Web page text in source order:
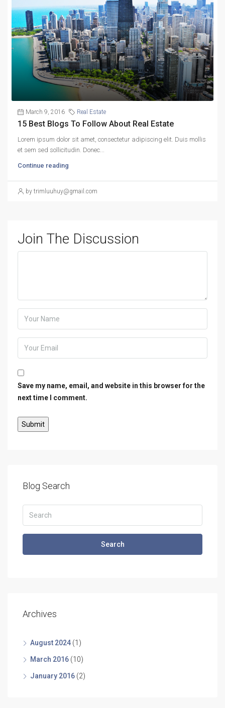
March 9, 2016 Real Estate
15 Best Blogs To Follow About Real Estate
Lorem ipsum dolor sit amet, consectetur adipiscing elit. Duis mollis
et sem sed sollicitudin. Donec...
Continue reading
by trimluuhuy@gmail.com
Join The Discussion
Save my name, email, and website in this browser for the
next time I comment.
Blog Search
Search
Archives
August 2024 (1)
March 2016 (10)
January 2016 (2)